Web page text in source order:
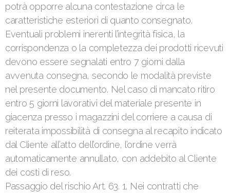
potrà opporre alcuna contestazione circa le
caratteristiche esteriori di quanto consegnato.
Eventuali problemi inerenti l’integrità fisica, la
corrispondenza o la completezza dei prodotti ricevuti
devono essere segnalati entro 7 giorni dalla
avvenuta consegna, secondo le modalità previste
nel presente documento. Nel caso di mancato ritiro
entro 5 giorni lavorativi del materiale presente in
giacenza presso i magazzini del corriere a causa di
reiterata impossibilità di consegna al recapito indicato
dal Cliente all’atto dell’ordine, l’ordine verrà
automaticamente annullato, con addebito al Cliente
dei costi di reso.
Passaggio del rischio Art. 63. 1. Nei contratti che